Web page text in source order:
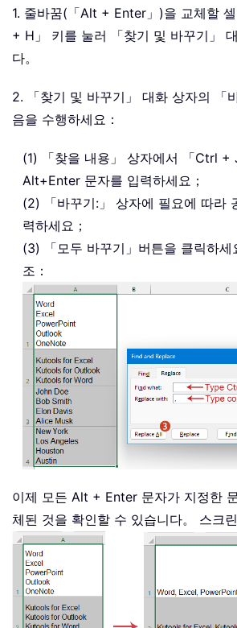
1. 줄바꿈(「Alt + Enter」)을 교체할
+ H」 키를 눌러 「찾기 및 바꾸기」
다。
2. 「찾기 및 바꾸기」 대화 상자의 「
음을 수행하세요：
(1) 「찾을 내용」 상자에서 「Ctrl +
Alt+Enter 문자를 입력하세요；
(2) 「바꾸기:」 상자에 필요에 따라
력하세요；
(3) 「모두 바꾸기」 버튼을 클릭하
조：
이제 모든 Alt + Enter 문자가 지정한
체된 것을 확인할 수 있습니다。 스크린